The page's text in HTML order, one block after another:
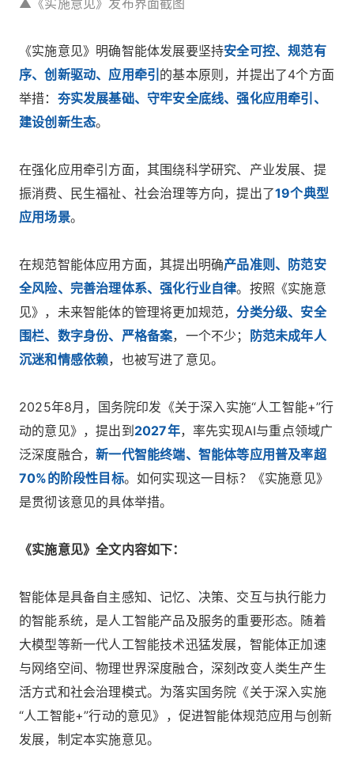
▲《实施意见》发布界面截图
《实施意见》明确智能体发展要坚持安全可控、规范有
序、创新驱动、应用牵引 的基本原则，并提出了4个方面
举措： 夯实发展基础、守牢安全底线、强化应用牵引、
建设创新生态。
在强化应用牵引方面，其围绕科学研究、产业发展、提
振消费、民生福祉、社会治理等方向，提出了19个典型
应用场景。
在规范智能体应用方面，其提出明确产品准则、防范安
全风险、完善治理体系、强化行业自律。按照《实施意
见》，未来智能体的管理将更加规范，分类分级、安全
围栏、数字身份、严格备案，一个不少；
防范未成年人
沉迷和情感依赖，也被写进了意见。
2025年8月，国务院印发《关于深入实施“人工智能+”行
动的意见》，提出到 2027年，率先实现AI与重点领域广
泛深度融合，新一代智能终端、智能体等应用普及率超
70%的阶段性目标。如何实现这一目标？《实施意见》
是贯彻该意见的具体举措。
《实施意见》全文内容如下：
智能体是具备自主感知、记忆、决策、交互与执行能力
的智能系统，是人工智能产品及服务的重要形态。随着
大模型等新一代人工智能技术迅猛发展，智能体正加速
与网络空间、物理世界深度融合，深刻改变人类生产生
活方式和社会治理模式。为落实国务院《关于深入实施
“人工智能+”行动的意见》，促进智能体规范应用与创新
发展，制定本实施意见。